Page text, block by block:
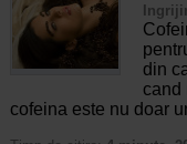
din
cand
cofeina este nu doar